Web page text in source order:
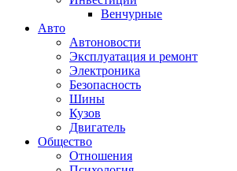
Венчурные
Авто
Автоновости
Эксплуатация и ремонт
Электроника
Безопасность
Шины
Кузов
Двигатель
Общество
Отношения